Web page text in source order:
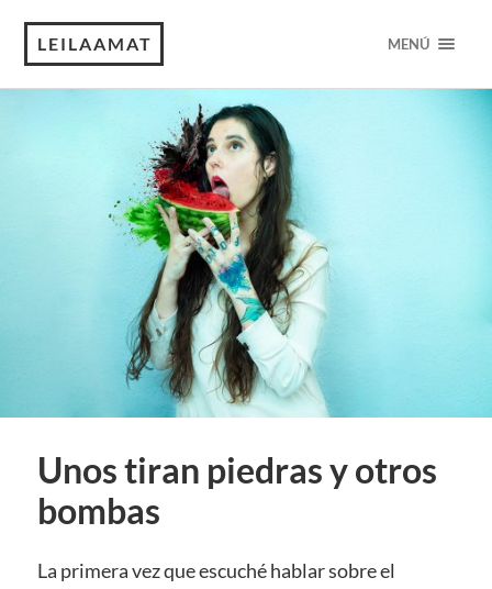
LEILAAMAT MENÚ
Unos tiran piedras y otros
bombas
La primera vez que escuché hablar sobre el